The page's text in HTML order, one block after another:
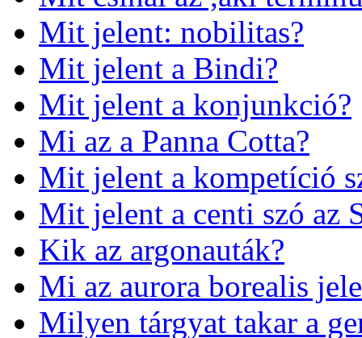
Mit jelent: nobilitas?
Mit jelent a Bindi?
Mit jelent a konjunkció?
Mi az a Panna Cotta?
Mit jelent a kompetíció
Mit jelent a centi szó az
Kik az argonauták?
Mi az aurora borealis
Milyen tárgyat takar a